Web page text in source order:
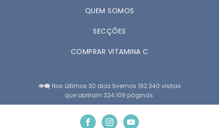
QUEM SOMOS
SECÇÕES
COMPRAR VITAMINA C
👁️‍🗨️ Nos últimos 30 dias tivemos 192.340 visitas
que abriram 324.109 páginas.